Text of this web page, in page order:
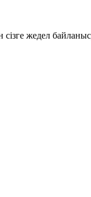
жедел